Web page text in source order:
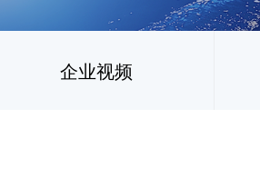
企业视频